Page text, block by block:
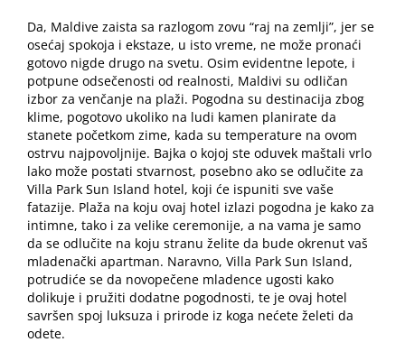
Da, Maldive zaista sa razlogom zovu “raj na zemlji”, jer se
osećaj spokoja i ekstaze, u isto vreme, ne može pronaći
gotovo nigde drugo na svetu. Osim evidentne lepote, i
potpune odsečenosti od realnosti, Maldivi su odličan
izbor za venčanje na plaži. Pogodna su destinacija zbog
klime, pogotovo ukoliko na ludi kamen planirate da
stanete početkom zime, kada su temperature na ovom
ostrvu najpovoljnije. Bajka o kojoj ste oduvek maštali vrlo
lako može postati stvarnost, posebno ako se odlučite za
Villa Park Sun Island hotel, koji će ispuniti sve vaše
fatazije. Plaža na koju ovaj hotel izlazi pogodna je kako za
intimne, tako i za velike ceremonije, a na vama je samo
da se odlučite na koju stranu želite da bude okrenut vaš
mladenački apartman. Naravno, Villa Park Sun Island,
potrudiće se da novopečene mladence ugosti kako
dolikuje i pružiti dodatne pogodnosti, te je ovaj hotel
savršen spoj luksuza i prirode iz koga nećete želeti da
odete.